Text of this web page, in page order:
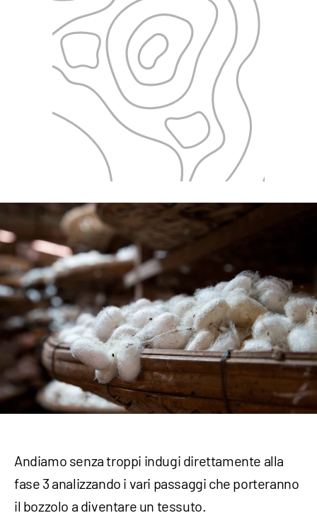
Andiamo senza troppi indugi direttamente alla
fase 3 analizzando i vari passaggi che porteranno
il bozzolo a diventare un tessuto.